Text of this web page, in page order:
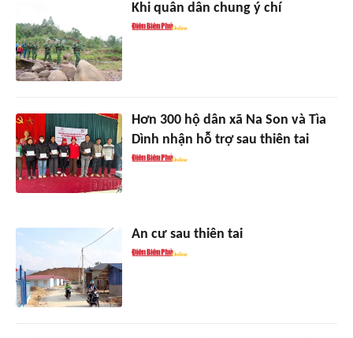
Khi quân dân chung ý chí
Hơn 300 hộ dân xã Na Son và Tìa
Dình nhận hỗ trợ sau thiên tai
An cư sau thiên tai